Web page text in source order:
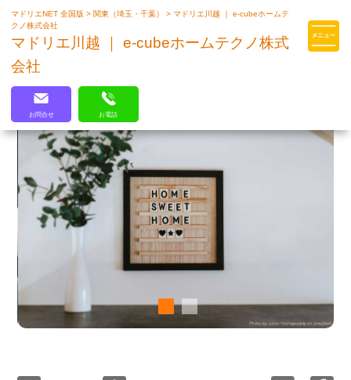
マドリエはLIXILの厳しい基準を
マドリエNET 全国版> 関東（埼玉・千葉）>マドリエ川越 ｜ e-cubeホームテ
クノ株式会社
マドリエ川越 ｜ e-cubeホームテクノ株式
会社
お問合せ お電話